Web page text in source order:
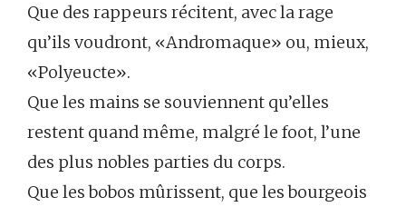
Que des rappeurs récitent, avec la rage
qu’ils voudront, «Andromaque» ou, mieux,
«Polyeucte».
Que les mains se souviennent qu’elles
restent quand même, malgré le foot, l’une
des plus nobles parties du corps.
Que les bobos mûrissent, que les bourgeois